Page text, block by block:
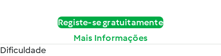
Registe-se gratuitamente
Mais Informações
Dificuldade